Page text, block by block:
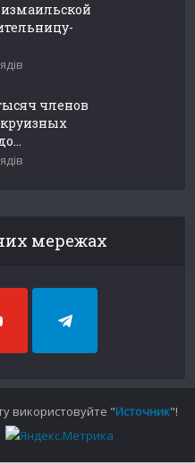
членов
мережах
використовуйте "Источник"!